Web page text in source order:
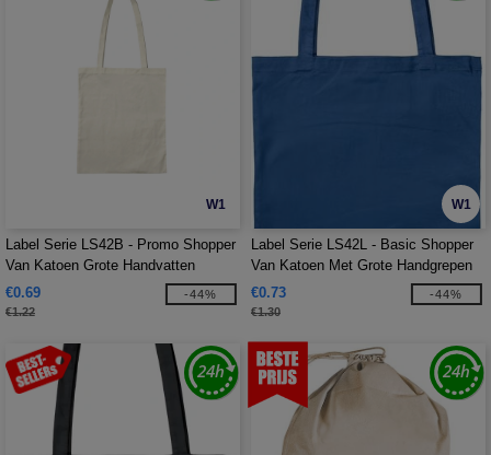
W1
Label Serie LS42B - Promo Shopper
Van Katoen Grote Handvatten
€0.69
€1.22
-44%
W1
Label Serie LS42L - Basic Shopper
Van Katoen Met Grote Handgrepen
€0.73
€1.30
-44%